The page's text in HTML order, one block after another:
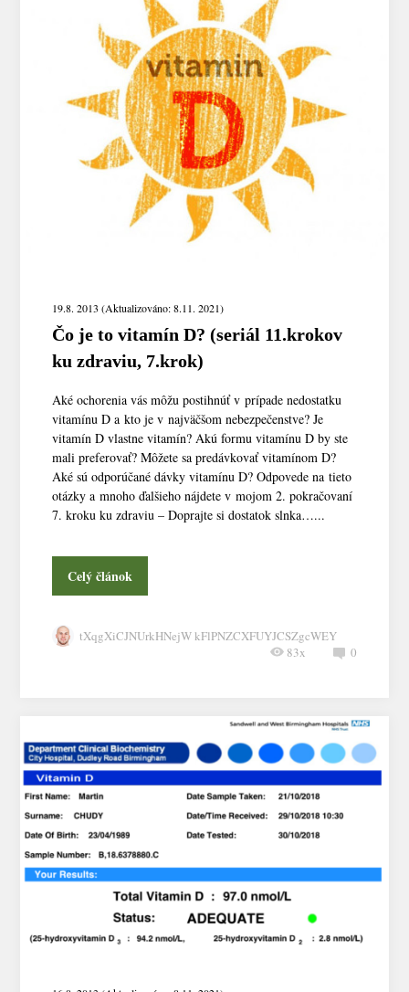
19.8. 2013 (Aktualizováno: 8.11. 2021)
Čo je to vitamín D? (seriál 11.krokov
ku zdraviu, 7.krok)
Aké ochorenia vás môžu postihnúť v prípade nedostatku
vitamínu D a kto je v najväčšom nebezpečenstve? Je
vitamín D vlastne vitamín? Akú formu vitamínu D by ste
mali preferovať? Môžete sa predávkovať vitamínom D?
Aké sú odporúčané dávky vitamínu D? Odpovede na tieto
otázky a mnoho ďalšieho nájdete v mojom 2. pokračovaní
7. kroku ku zdraviu – Doprajte si dostatok slnka…...
Celý článok
tXqgXiCJNUrkHNejW kFlPNZCXFUYJCSZgcWEY
0
83x